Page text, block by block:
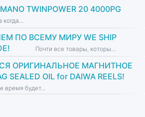
TWINPOWER 20 4000PG
ПО ВСЕМУ МИРУ WE SHIP
Почти все товары, которы...
ОРИГИНАЛЬНОЕ МАГНИТНОЕ
SEALED OIL for DAIWA REELS!
будет...